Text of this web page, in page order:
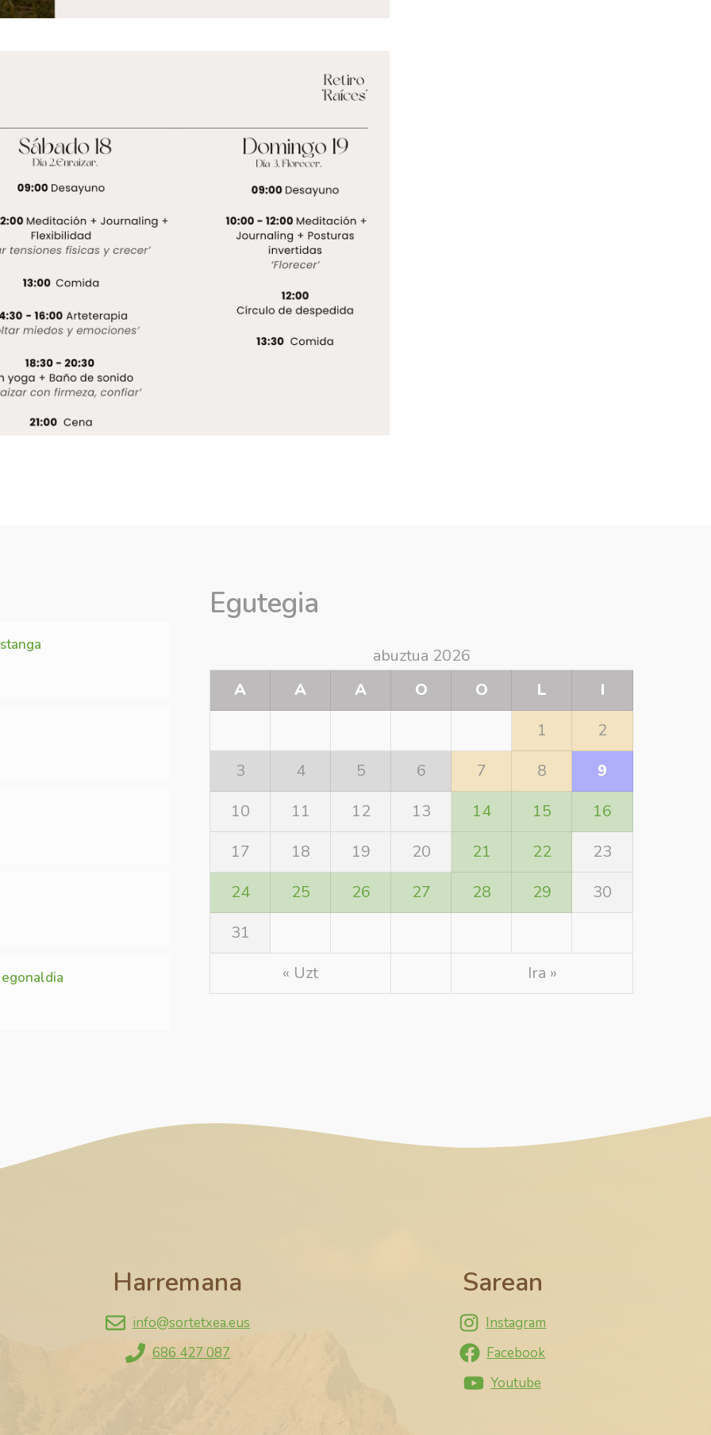
Egutegia
abuztua 2026
A
A A O O L
I
1
2
3
4 5 6 7 8
9
10
11 12 13 14 15
16
17
18 19 20 21 22
23
24
25 26 27 28 29
30
31
« Uzt
Ira »
Harremana
info@sortetxea.eus
686 427 087
Sarean
Instagram
Facebook
Youtube